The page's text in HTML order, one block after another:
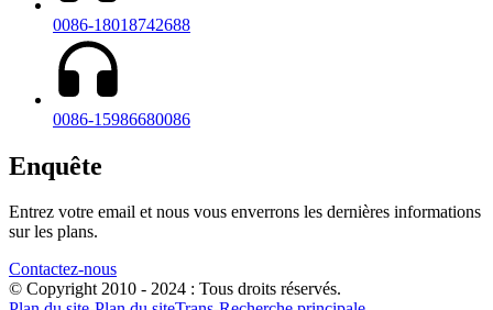
0086-18018742688
0086-15986680086
Enquête
Entrez votre email et nous vous enverrons les dernières informations
sur les plans.
Contactez-nous
© Copyright 2010 - 2024 : Tous droits réservés.